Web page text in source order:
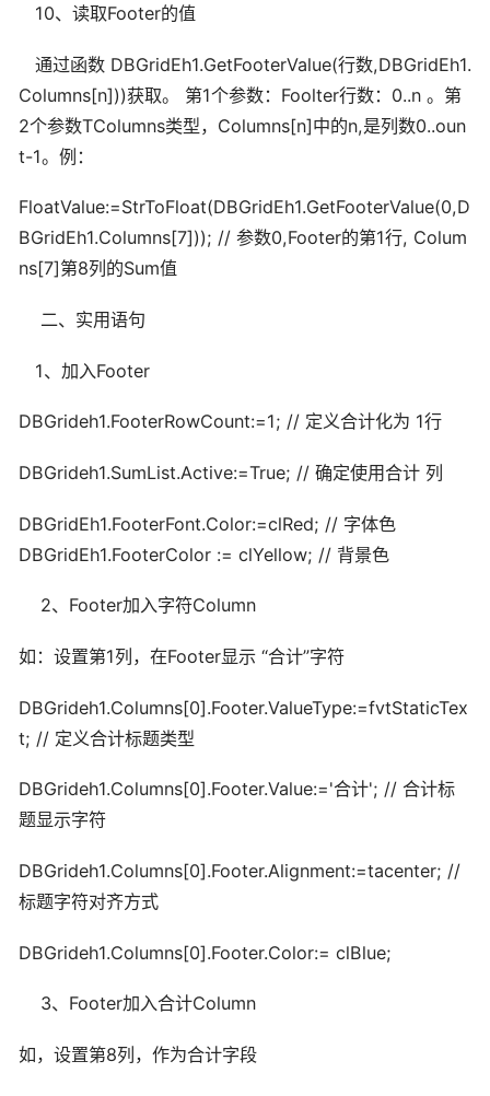
10、读取Footer的值
通过函数 DBGridEh1.GetFooterValue(行数,DBGridEh1.
Columns[n]))获取。 第1个参数：Foolter行数：0..n 。第
2个参数TColumns类型，Columns[n]中的n,是列数0..oun
t-1。例：
FloatValue:=StrToFloat(DBGridEh1.GetFooterValue(0,D
BGridEh1.Columns[7])); // 参数0,Footer的第1行, Colum
ns[7]第8列的Sum值
二、实用语句
1、加入Footer
DBGrideh1.FooterRowCount:=1; // 定义合计化为 1行
DBGrideh1.SumList.Active:=True; // 确定使用合计 列
DBGridEh1.FooterFont.Color:=clRed; // 字体色
DBGridEh1.FooterColor := clYellow; // 背景色
2、Footer加入字符Column
如：设置第1列，在Footer显示 “合计”字符
DBGrideh1.Columns[0].Footer.ValueType:=fvtStaticTex
t; // 定义合计标题类型
DBGrideh1.Columns[0].Footer.Value:='合计'; // 合计标
题显示字符
DBGrideh1.Columns[0].Footer.Alignment:=tacenter; //
标题字符对齐方式
DBGrideh1.Columns[0].Footer.Color:= clBlue;
3、Footer加入合计Column
如，设置第8列，作为合计字段